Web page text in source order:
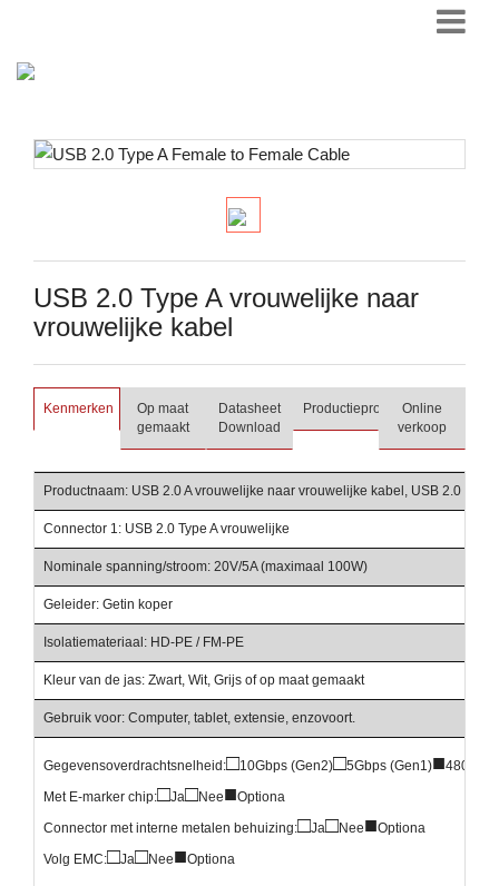
USB 2.0 Type A vrouwelijke naar
vrouwelijke kabel
Kenmerken
Op maat
gemaakt
Datasheet
Download
Productieproces Online
verkoop
Productnaam: USB 2.0 A vrouwelijke naar vrouwelijke kabel, USB 2.0
Connector 1: USB 2.0 Type A vrouwelijke
Nominale spanning/stroom: 20V/5A (maximaal 100W)
Geleider: Getin koper
Isolatiemateriaal: HD-PE / FM-PE
Kleur van de jas: Zwart, Wit, Grijs of op maat gemaakt
Gebruik voor: Computer, tablet, extensie, enzovoort.
Gegevensoverdrachtsnelheid:□10Gbps (Gen2)□5Gbps (Gen1)■
Met E-marker chip:□Ja□Nee■Optiona
Connector met interne metalen behuizing:□Ja□Nee■Optiona
Volg EMC:□Ja□Nee■Optiona